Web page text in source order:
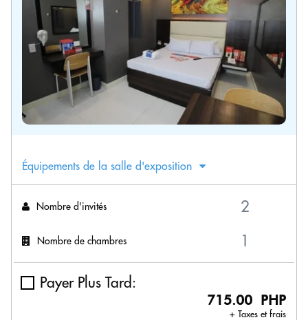
Équipements de la salle d'exposition
Nombre d'invités
Nombre de chambres
Payer Plus Tard:
715.00 PHP
+ Taxes et frais